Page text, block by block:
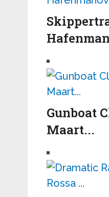
Gunboat
Maart...